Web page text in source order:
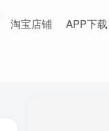
淘宝店铺 APP下载